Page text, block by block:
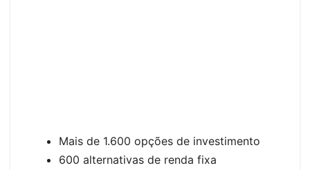
Mais de 1.600 opções de investimento
600 alternativas de renda fixa